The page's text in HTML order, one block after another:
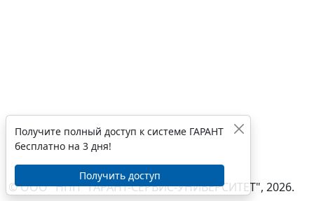
© ООО "НПП "ГАРАНТ-СЕРВИС-УНИВЕРСИТЕТ", 2026.
Получите полный доступ к системе ГАРАНТ
бесплатно на 3 дня!
Получить доступ